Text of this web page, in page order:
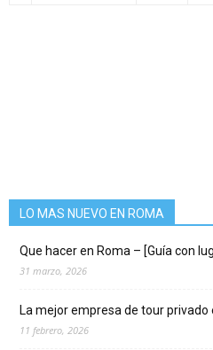
LO MAS NUEVO EN ROMA
Que hacer en Roma – [Guía con
31 marzo, 2026
La mejor empresa de tour privado
11 febrero, 2026